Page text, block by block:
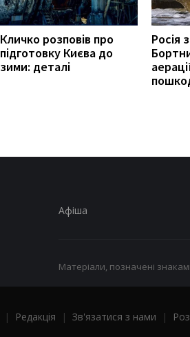
Кличко розповів про
підготовку Києва до
зими: деталі
Росія
Афіша
Матеріали, позначені
| Редакція | Зв'язатися з нами |